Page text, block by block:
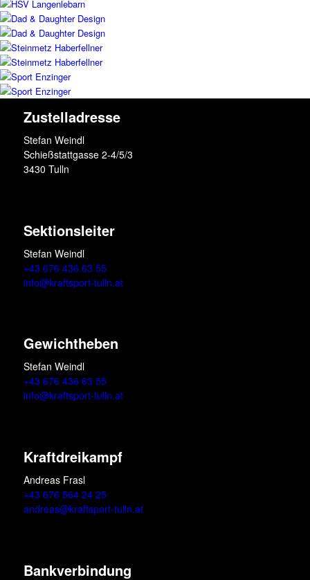
Zustelladresse
Stefan Weindl
Schießstattgasse 2-4/5/3
3430 Tulln
Sektionsleiter
Stefan Weindl
+43 676 436 63 55
info@kraftsport-tulln.at
Gewichtheben
Stefan Weindl
+43 676 436 63 55
info@kraftsport-tulln.at
Kraftdreikampf
Andreas Frasl
+43 676 564 24 25
andreas@kraftsport-tulln.at
Bankverbindung